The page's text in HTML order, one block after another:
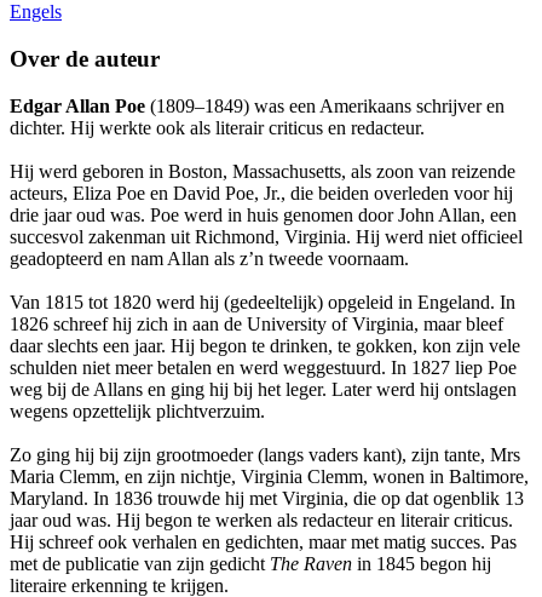
Engels
Over de auteur
Edgar Allan Poe (1809–1849) was een Amerikaans schrijver en
dichter. Hij werkte ook als literair criticus en redacteur.
Hij werd geboren in Boston, Massachusetts, als zoon van reizende
acteurs, Eliza Poe en David Poe, Jr., die beiden overleden voor hij
drie jaar oud was. Poe werd in huis genomen door John Allan, een
succesvol zakenman uit Richmond, Virginia. Hij werd niet officieel
geadopteerd en nam Allan als z’n tweede voornaam.
Van 1815 tot 1820 werd hij (gedeeltelijk) opgeleid in Engeland. In
1826 schreef hij zich in aan de University of Virginia, maar bleef
daar slechts een jaar. Hij begon te drinken, te gokken, kon zijn vele
schulden niet meer betalen en werd weggestuurd. In 1827 liep Poe
weg bij de Allans en ging hij bij het leger. Later werd hij ontslagen
wegens opzettelijk plichtverzuim.
Zo ging hij bij zijn grootmoeder (langs vaders kant), zijn tante, Mrs
Maria Clemm, en zijn nichtje, Virginia Clemm, wonen in Baltimore,
Maryland. In 1836 trouwde hij met Virginia, die op dat ogenblik 13
jaar oud was. Hij begon te werken als redacteur en literair criticus.
Hij schreef ook verhalen en gedichten, maar met matig succes. Pas
met de publicatie van zijn gedicht The Raven in 1845 begon hij
literaire erkenning te krijgen.